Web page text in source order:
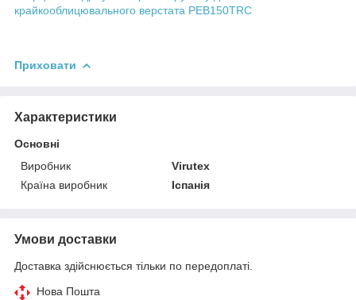
крайкооблицювального верстата PEB150TRC
Приховати
Характеристики
Основні
Виробник
Virutex
Країна виробник
Іспанія
Умови доставки
Доставка здійснюється тільки по передоплаті.
Нова Пошта